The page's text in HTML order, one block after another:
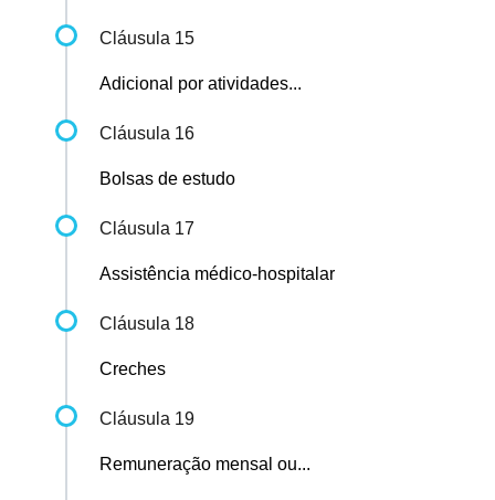
Cláusula 15
Adicional por atividades...
Cláusula 16
Bolsas de estudo
Cláusula 17
Assistência médico-hospitalar
Cláusula 18
Creches
Cláusula 19
Remuneração mensal ou...